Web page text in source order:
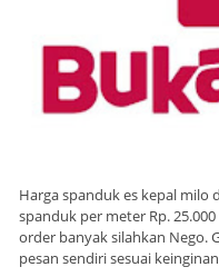
Harga spanduk es kepal milo
spanduk per meter Rp.
order banyak silahkan Nego.
pesan sendiri sesuai